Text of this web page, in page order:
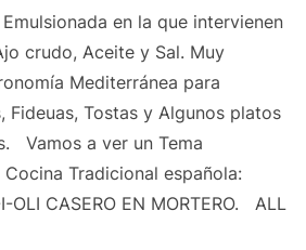
en la que intervienen
crudo, Aceite y Sal. Muy
Mediterránea para
Fideuas, Tostas y Algunos platos
Vamos a ver un Tema
Tradicional española:
OLI CASERO EN MORTERO. ALL